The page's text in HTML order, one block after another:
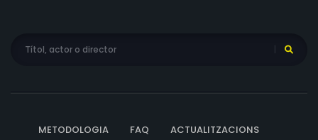
METODOLOGIA FAQ
ACTUALITZACIONS